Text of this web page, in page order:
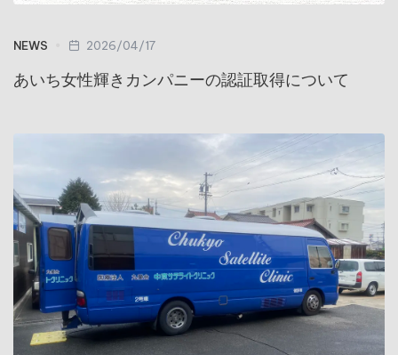
NEWS 2026/04/17
あいち女性輝きカンパニーの認証取得について